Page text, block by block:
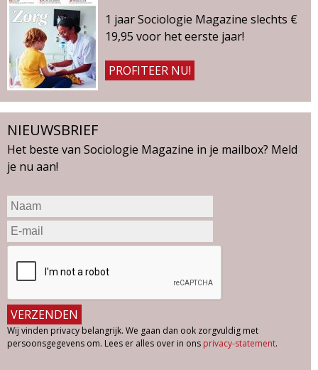
1 jaar Sociologie Magazine slechts €
19,95 voor het eerste jaar!
PROFITEER NU!
NIEUWSBRIEF
Het beste van Sociologie Magazine in je mailbox? Meld
je nu aan!
Wij vinden privacy belangrijk. We gaan dan ook zorgvuldig met
persoonsgegevens om. Lees er alles over in ons privacy-statement.